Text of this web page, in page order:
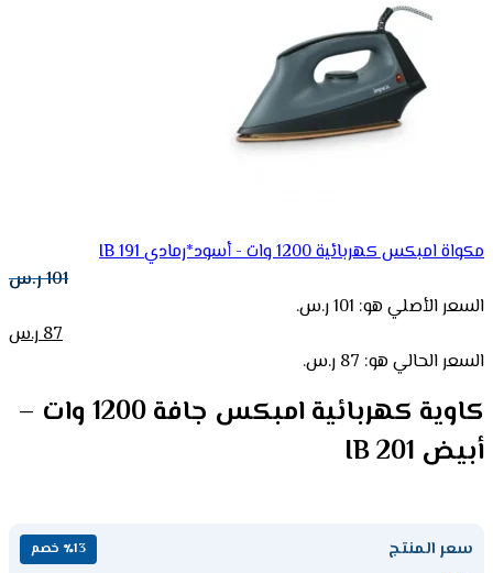
مكواة امبكس كهربائية 1200 وات - أسود*رمادي IB 191
101ر.س
السعر الأصلي هو: 101 ر.س.
87ر.س
السعر الحالي هو: 87 ر.س.
كاوية كهربائية امبكس جافة 1200 وات –
أبيض IB 201
سعر المنتج ٪13 خصم